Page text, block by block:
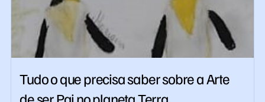
Tudo o que precisa saber sobre a Arte